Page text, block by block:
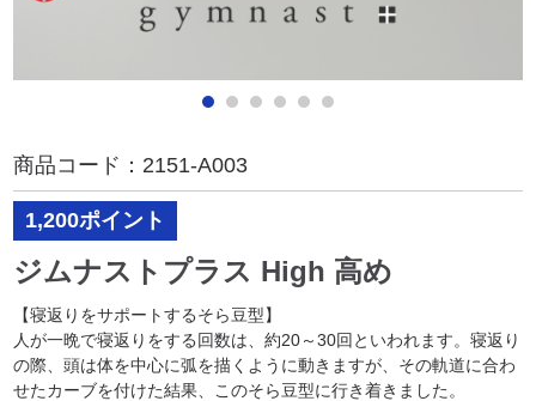
商品コード： 2151-A003
1,200ポイント
ジムナストプラス High 高め
【寝返りをサポートするそら豆型】
人が一晩で寝返りをする回数は、約20～30回といわれます。寝返り
の際、頭は体を中心に弧を描くように動きますが、その軌道に合わ
せたカーブを付けた結果、このそら豆型に行き着きました。